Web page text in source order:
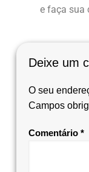
e faça sua
Deixe um
O seu
Campos
Comentário *